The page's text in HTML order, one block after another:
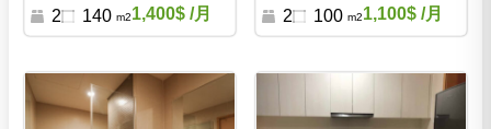
2 140 m21,400$ /月 2 100 m21,100$ /月